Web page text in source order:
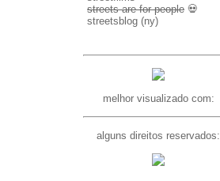
streets are for people 💀
streetsblog (ny)
melhor visualizado com:
alguns direitos reservados: